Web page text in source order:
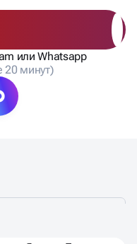
или Whatsapp
20 минут)